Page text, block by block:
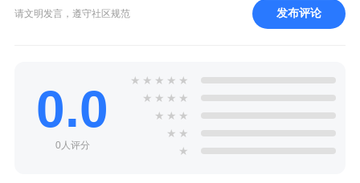
请文明发言，遵守社区规范 发布评论
0.0
0人评分
★ ★ ★ ★ ★
★ ★ ★ ★
★ ★ ★
★ ★
★